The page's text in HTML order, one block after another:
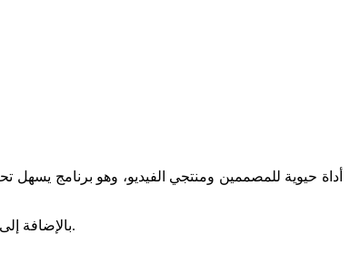
معلومات شاملة عن Adobe Media Encoder CC 2020 بالإضافة إلى تعليمات تثبيت البرنامج وتكسيره بشكل دائم في المنشور التالي.